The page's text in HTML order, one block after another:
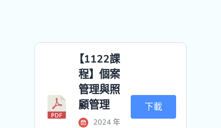
【1122課
程】個案
管理與照
顧管理
2024 年
下載